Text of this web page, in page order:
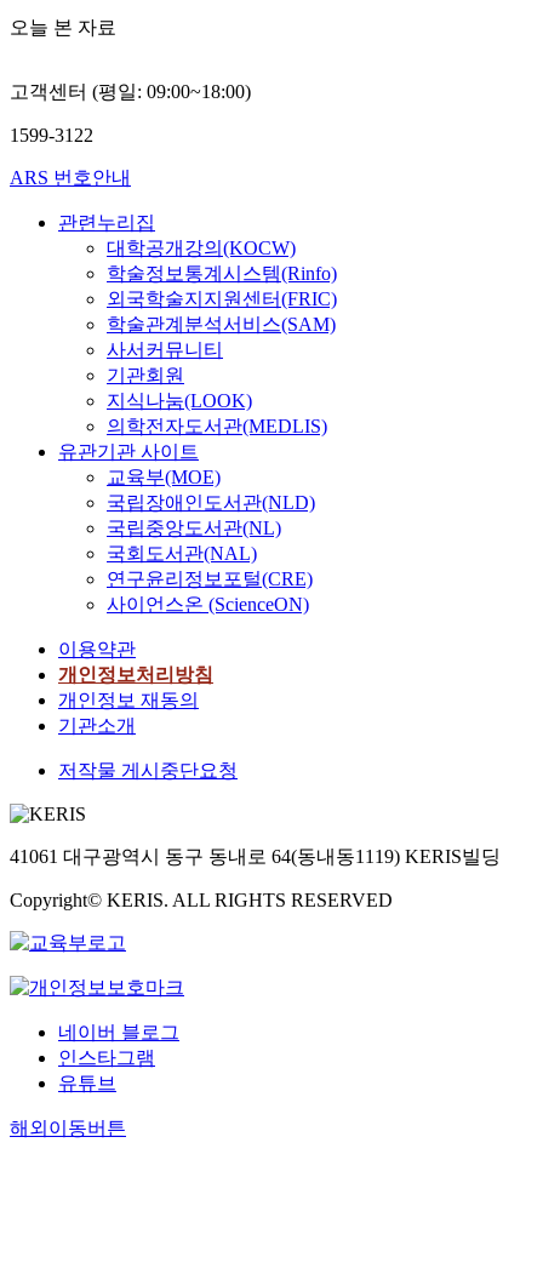
오늘 본 자료
고객센터 (평일: 09:00~18:00)
1599-3122
ARS 번호안내
관련누리집
대학공개강의(KOCW)
학술정보통계시스템(Rinfo)
외국학술지지원센터(FRIC)
학술관계분석서비스(SAM)
사서커뮤니티
기관회원
지식나눔(LOOK)
의학전자도서관(MEDLIS)
유관기관 사이트
교육부(MOE)
국립장애인도서관(NLD)
국립중앙도서관(NL)
국회도서관(NAL)
연구윤리정보포털(CRE)
사이언스온 (ScienceON)
이용약관
개인정보처리방침
개인정보 재동의
기관소개
저작물 게시중단요청
41061 대구광역시 동구 동내로 64(동내동1119) KERIS빌딩
Copyright© KERIS. ALL RIGHTS RESERVED
네이버 블로그
인스타그램
유튜브
해외이동버튼